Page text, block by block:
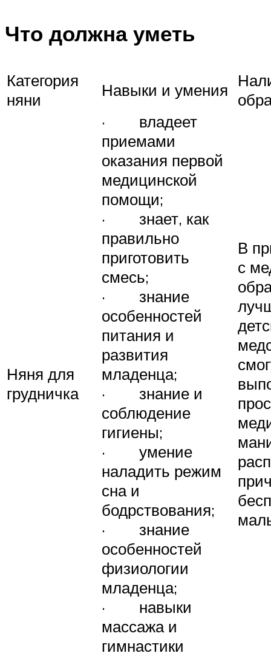
Что должна уметь
Категория
няни
Навыки и умения
Няня для
грудничка
· владеет
приемами
оказания первой
медицинской
помощи;
· знает, как
правильно
приготовить
смесь;
· знание
особенностей
питания и
развития
младенца;
· знание и
соблюдение
гигиены;
· умение
наладить режим
сна и
бодрствования;
· знание
особенностей
физиологии
младенца;
· навыки
массажа и
гимнастики
В
с